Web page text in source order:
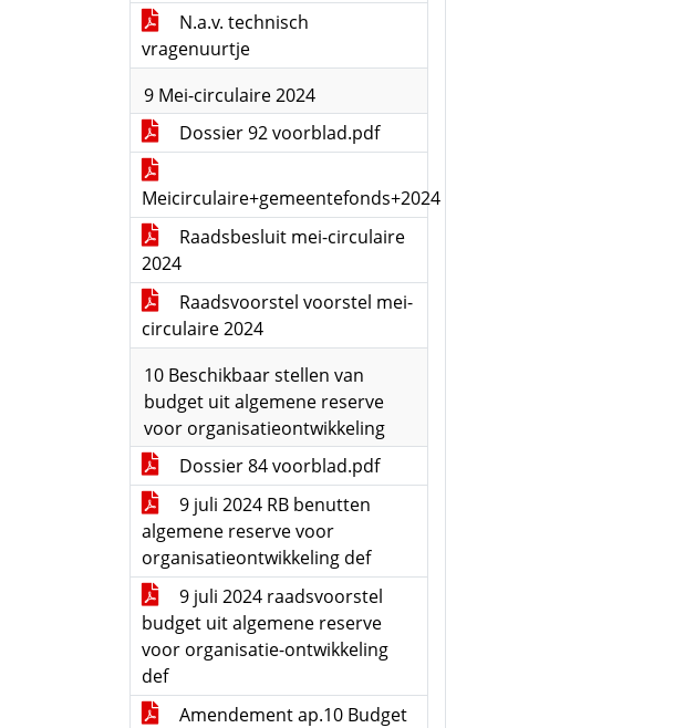
N.a.v. technisch
vragenuurtje
9 Mei-circulaire 2024
Dossier 92 voorblad.pdf
Meicirculaire+gemeentefonds+2024
Raadsbesluit mei-circulaire
2024
Raadsvoorstel voorstel mei-
circulaire 2024
10 Beschikbaar stellen van
budget uit algemene reserve
voor organisatieontwikkeling
Dossier 84 voorblad.pdf
9 juli 2024 RB benutten
algemene reserve voor
organisatieontwikkeling def
9 juli 2024 raadsvoorstel
budget uit algemene reserve
voor organisatie-ontwikkeling
def
Amendement ap.10 Budget